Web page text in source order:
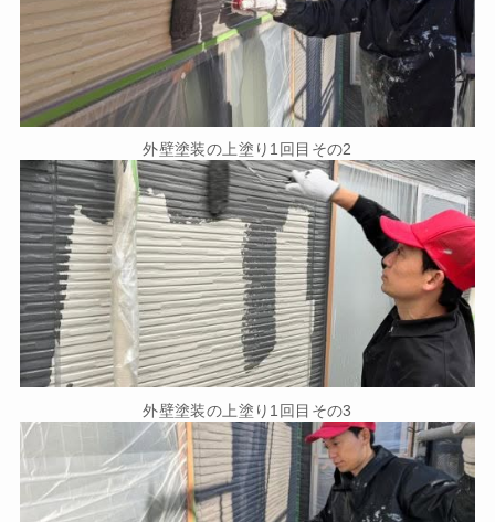
外壁塗装の上塗り1回目その2
外壁塗装の上塗り1回目その3